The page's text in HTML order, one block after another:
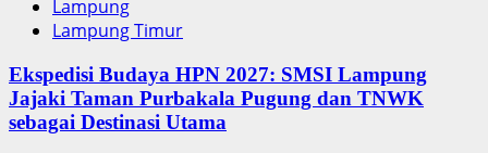
Lampung
Lampung Timur
Ekspedisi Budaya HPN 2027: SMSI Lampung
Jajaki Taman Purbakala Pugung dan TNWK
sebagai Destinasi Utama